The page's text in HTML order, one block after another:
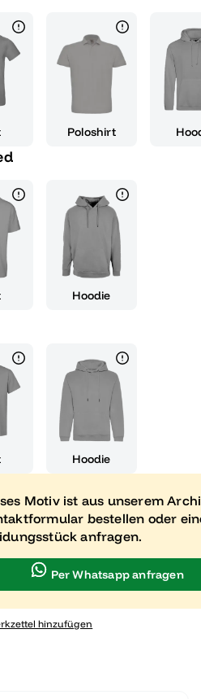
auch eine Erinnerung an all
deiner Schulzeit erlebt hast.
oder als cooles
Hingucker und wird
Zeit erinnern. Mit den zwei
persönliche Note und
dass du bereit bist für die
Erfolg und belohne dich
ist wie du und dein
Zeiten" zelebrieren und
Poloshirt
Hoodie
Hoodie
Motiv ist aus unserem
bestellen oder
anfragen.
Per Whatsapp anfragen
hinzufügen